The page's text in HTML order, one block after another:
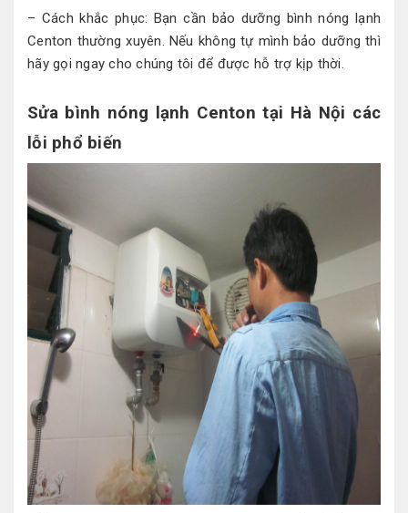
– Cách khắc phục: Bạn cần bảo dưỡng bình nóng lạnh
Centon thường xuyên. Nếu không tự mình bảo dưỡng thì
hãy gọi ngay cho chúng tôi để được hỗ trợ kịp thời.
Sửa bình nóng lạnh Centon tại Hà Nội các
lỗi phổ biến